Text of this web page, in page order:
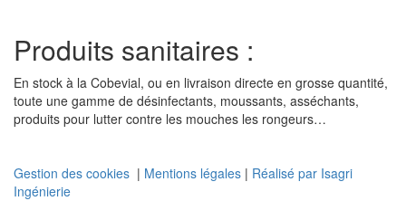
Produits sanitaires :
En stock à la Cobevial, ou en livraison directe en grosse quantité,
toute une gamme de désinfectants, moussants, asséchants,
produits pour lutter contre les mouches les rongeurs…
Gestion des cookies | Mentions légales | Réalisé par Isagri
Ingénierie